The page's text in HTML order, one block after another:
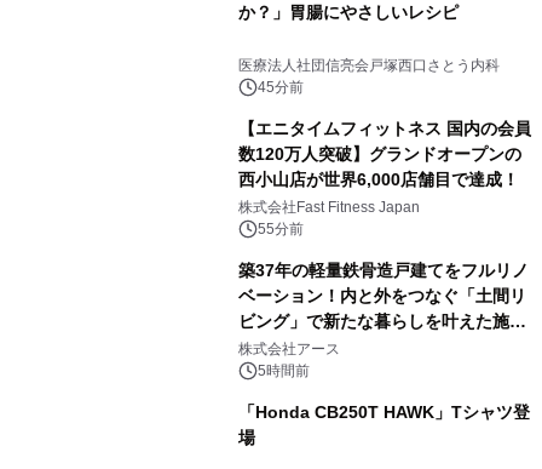
か？」胃腸にやさしいレシピ
医療法人社団信亮会戸塚西口さとう内科
45分前
【エニタイムフィットネス 国内の会員
数120万人突破】グランドオープンの
西小山店が世界6,000店舗目で達成！
株式会社Fast Fitness Japan
55分前
築37年の軽量鉄骨造戸建てをフルリノ
ベーション！内と外をつなぐ「土間リ
ビング」で新たな暮らしを叶えた施工
事例を株式会社アースが公開
株式会社アース
5時間前
「Honda CB250T HAWK」Tシャツ登
場